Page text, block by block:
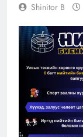
Shinitor B